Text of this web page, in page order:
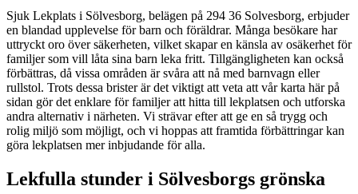
Sjuk Lekplats i Sölvesborg, belägen på 294 36 Solvesborg, erbjuder
en blandad upplevelse för barn och föräldrar. Många besökare har
uttryckt oro över säkerheten, vilket skapar en känsla av osäkerhet för
familjer som vill låta sina barn leka fritt. Tillgängligheten kan också
förbättras, då vissa områden är svåra att nå med barnvagn eller
rullstol. Trots dessa brister är det viktigt att veta att vår karta här på
sidan gör det enklare för familjer att hitta till lekplatsen och utforska
andra alternativ i närheten. Vi strävar efter att ge en så trygg och
rolig miljö som möjligt, och vi hoppas att framtida förbättringar kan
göra lekplatsen mer inbjudande för alla.
Lekfulla stunder i Sölvesborgs grönska